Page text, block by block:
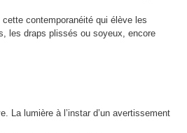
contemporanéité qui élève les
les draps plissés ou soyeux, encore
La lumière à l’instar d’un avertissement